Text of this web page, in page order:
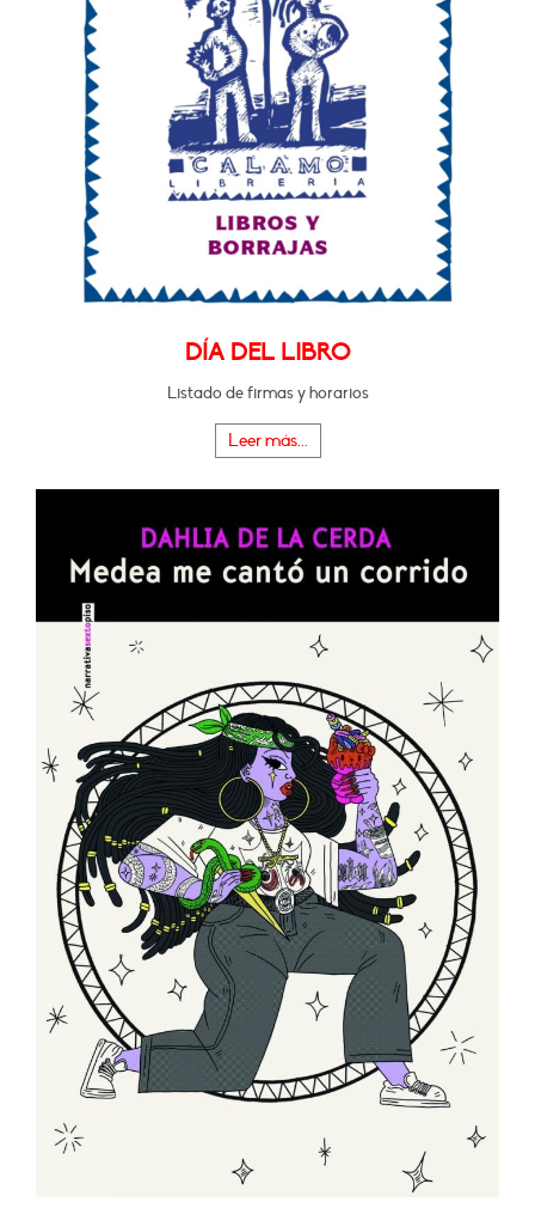
DÍA DEL LIBRO
Listado de firmas y horarios
Leer más...